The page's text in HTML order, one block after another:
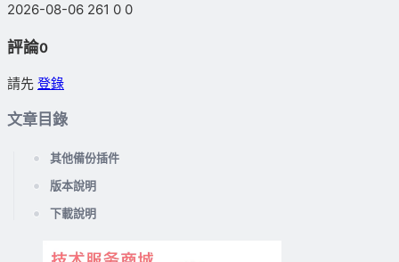
2026-08-06 261 0 0
評論0
請先 登錄
文章目錄
其他備份插件
版本說明
下載說明